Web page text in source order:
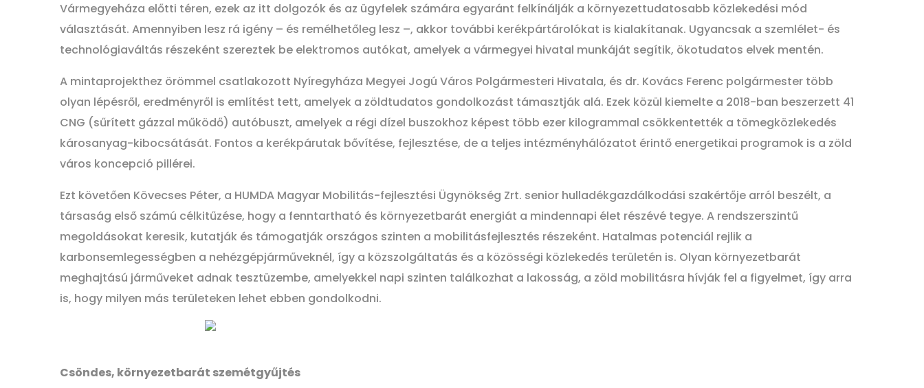
Vármegyeháza előtti téren, ezek az itt dolgozók és az ügyfelek számára egyaránt felkínálják a környezettudatosabb közlekedési mód
választását. Amennyiben lesz rá igény – és remélhetőleg lesz –, akkor további kerékpártárolókat is kialakítanak. Ugyancsak a szemlélet- és
technológiaváltás részeként szereztek be elektromos autókat, amelyek a vármegyei hivatal munkáját segítik, ökotudatos elvek mentén.
A mintaprojekthez örömmel csatlakozott Nyíregyháza Megyei Jogú Város Polgármesteri Hivatala, és dr. Kovács Ferenc polgármester több
olyan lépésről, eredményről is említést tett, amelyek a zöldtudatos gondolkozást támasztják alá. Ezek közül kiemelte a 2018-ban beszerzett 41
CNG (sűrített gázzal működő) autóbuszt, amelyek a régi dízel buszokhoz képest több ezer kilogrammal csökkentették a tömegközlekedés
károsanyag-kibocsátását. Fontos a kerékpárutak bővítése, fejlesztése, de a teljes intézményhálózatot érintő energetikai programok is a zöld
város koncepció pillérei.
Ezt követően Kövecses Péter, a HUMDA Magyar Mobilitás-fejlesztési Ügynökség Zrt. senior hulladékgazdálkodási szakértője arról beszélt, a
társaság első számú célkitűzése, hogy a fenntartható és környezetbarát energiát a mindennapi élet részévé tegye. A rendszerszintű
megoldásokat keresik, kutatják és támogatják országos szinten a mobilitásfejlesztés részeként. Hatalmas potenciál rejlik a
karbonsemlegességben a nehézgépjárműveknél, így a közszolgáltatás és a közösségi közlekedés területén is. Olyan környezetbarát
meghajtású járműveket adnak tesztüzembe, amelyekkel napi szinten találkozhat a lakosság, a zöld mobilitásra hívják fel a figyelmet, így arra
is, hogy milyen más területeken lehet ebben gondolkodni.
Csöndes, környezetbarát szemétgyűjtés